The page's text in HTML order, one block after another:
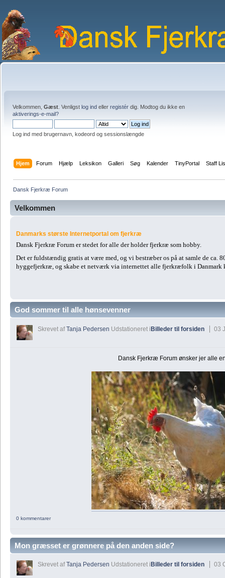
Velkommen, Gæst . Venligst log ind eller registér dig. Modtog du ikke en
aktiverings-e-mail?
Log ind med brugernavn, kodeord og sessionslængde
Hjem Forum Hjælp Leksikon Galleri Søg Kalender TinyPortal Staff
Dansk Fjerkræ Forum
Velkommen
Danmarks største Internetportal om fjerkræ
Dansk Fjerkræ Forum er stedet for alle der holder fjerkræ som hobby.
Det er fuldstændig gratis at være med, og vi bestræber os på at samle de ca.
hyggefjerkræ, og skabe et netværk via internettet alle fjerkræfolk i Danmark
God sommer til alle hønsevenner
Skrevet afTanja Pedersen Udstationeret iBilleder til forsiden 03
Dansk Fjerkræ Forum ønsker jer alle
0 kommentarer
Mon græsset er grønnere på den anden side?
Skrevet afTanja Pedersen Udstationeret i Billeder til forsiden 03